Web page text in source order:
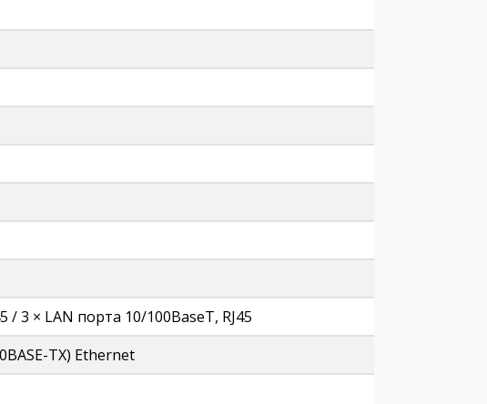
/ 3 × LAN порта 10/100BaseT, RJ45
TX) Ethernet